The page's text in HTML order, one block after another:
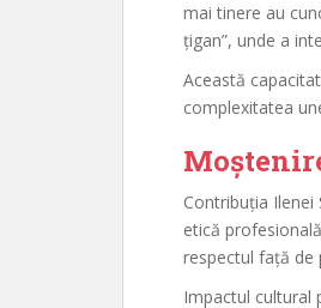
mai tinere au
țigan”, unde a
Această
complexitatea
Contribuția
etică
respectul față de
Impactul cultural